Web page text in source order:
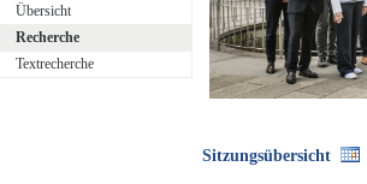
Übersicht
Recherche
Textrecherche
Sitzungsübersicht